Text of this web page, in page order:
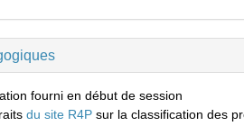
fourni en début de session
du site R4P sur la classification des